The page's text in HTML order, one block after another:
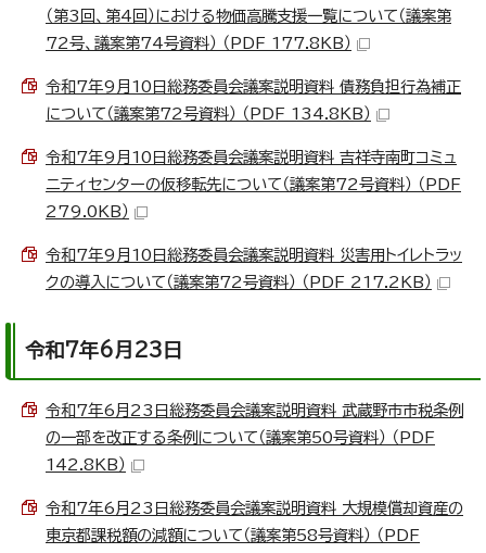
（第3回、第4回）における物価高騰支援一覧について（議案第
72号、議案第74号資料） （PDF 177.8KB）
令和7年9月10日総務委員会議案説明資料 債務負担行為補正
について（議案第72号資料） （PDF 134.8KB）
令和7年9月10日総務委員会議案説明資料 吉祥寺南町コミュ
ニティセンターの仮移転先について（議案第72号資料） （PDF
279.0KB）
令和7年9月10日総務委員会議案説明資料 災害用トイレトラッ
クの導入について（議案第72号資料） （PDF 217.2KB）
令和7年6月23日
令和7年6月23日総務委員会議案説明資料 武蔵野市市税条例
の一部を改正する条例について（議案第50号資料） （PDF
142.8KB）
令和7年6月23日総務委員会議案説明資料 大規模償却資産の
東京都課税額の減額について（議案第58号資料） （PDF